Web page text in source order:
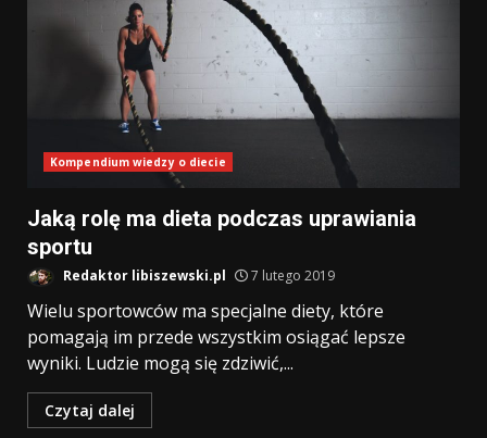
Kompendium wiedzy o diecie
Jaką rolę ma dieta podczas uprawiania
sportu
Redaktor libiszewski.pl 7 lutego 2019
Wielu sportowców ma specjalne diety, które
pomagają im przede wszystkim osiągać lepsze
wyniki. Ludzie mogą się zdziwić,...
Czytaj dalej